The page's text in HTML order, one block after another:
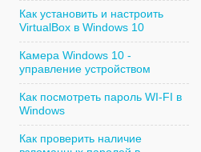
Как установить и настроить
VirtualBox в Windows 10
Камера Windows 10 -
управление устройством
Как посмотреть пароль WI-FI в
Windows
Как проверить наличие